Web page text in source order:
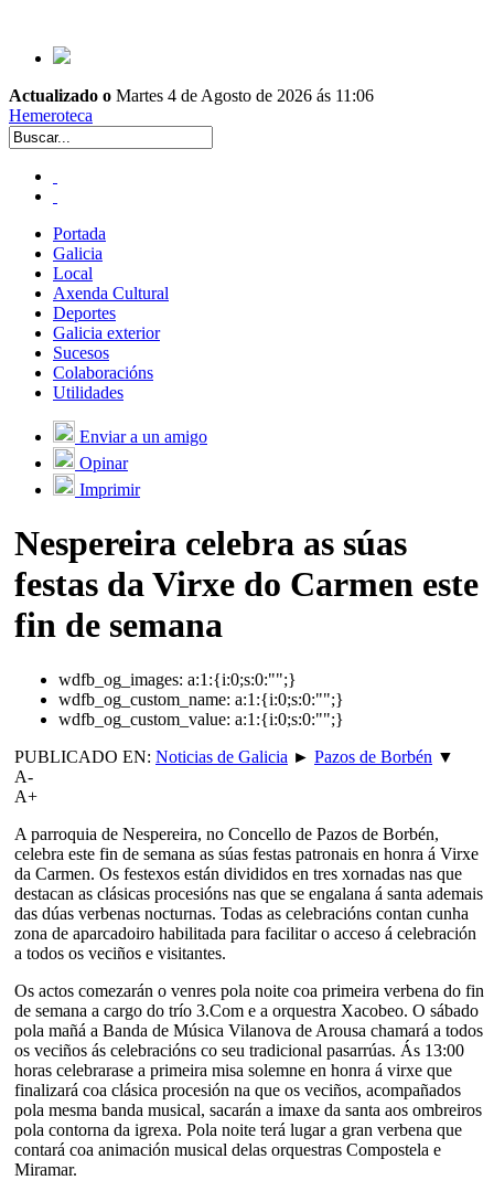
Actualizado o Martes 4 de Agosto de 2026 ás 11:06
Hemeroteca
Portada
Galicia
Local
Axenda Cultural
Deportes
Galicia exterior
Sucesos
Colaboracións
Utilidades
Enviar a un amigo
Opinar
Imprimir
Nespereira celebra as súas
festas da Virxe do Carmen este
fin de semana
wdfb_og_images: a:1:{i:0;s:0:"";}
wdfb_og_custom_name: a:1:{i:0;s:0:"";}
wdfb_og_custom_value: a:1:{i:0;s:0:"";}
PUBLICADO EN: Noticias de Galicia ► Pazos de Borbén ▼
A-
A+
A parroquia de Nespereira, no Concello de Pazos de Borbén,
celebra este fin de semana as súas festas patronais en honra á Virxe
da Carmen. Os festexos están divididos en tres xornadas nas que
destacan as clásicas procesións nas que se engalana á santa ademais
das dúas verbenas nocturnas. Todas as celebracións contan cunha
zona de aparcadoiro habilitada para facilitar o acceso á celebración
a todos os veciños e visitantes.
Os actos comezarán o venres pola noite coa primeira verbena do fin
de semana a cargo do trío 3.Com e a orquestra Xacobeo. O sábado
pola mañá a Banda de Música Vilanova de Arousa chamará a todos
os veciños ás celebracións co seu tradicional pasarrúas. Ás 13:00
horas celebrarase a primeira misa solemne en honra á virxe que
finalizará coa clásica procesión na que os veciños, acompañados
pola mesma banda musical, sacarán a imaxe da santa aos ombreiros
pola contorna da igrexa. Pola noite terá lugar a gran verbena que
contará coa animación musical delas orquestras Compostela e
Miramar.